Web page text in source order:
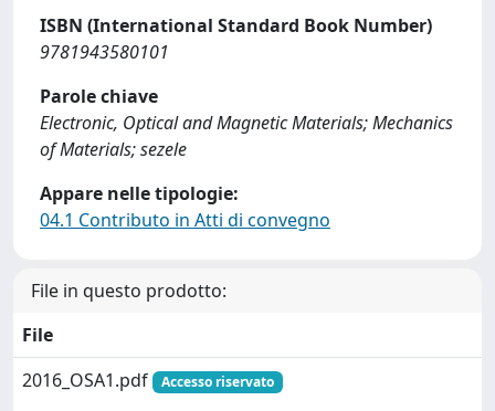
ISBN (International Standard Book Number)
9781943580101
Parole chiave
Electronic, Optical and Magnetic Materials; Mechanics
of Materials; sezele
Appare nelle tipologie:
04.1 Contributo in Atti di convegno
File in questo prodotto:
File
2016_OSA1.pdf
Accesso riservato